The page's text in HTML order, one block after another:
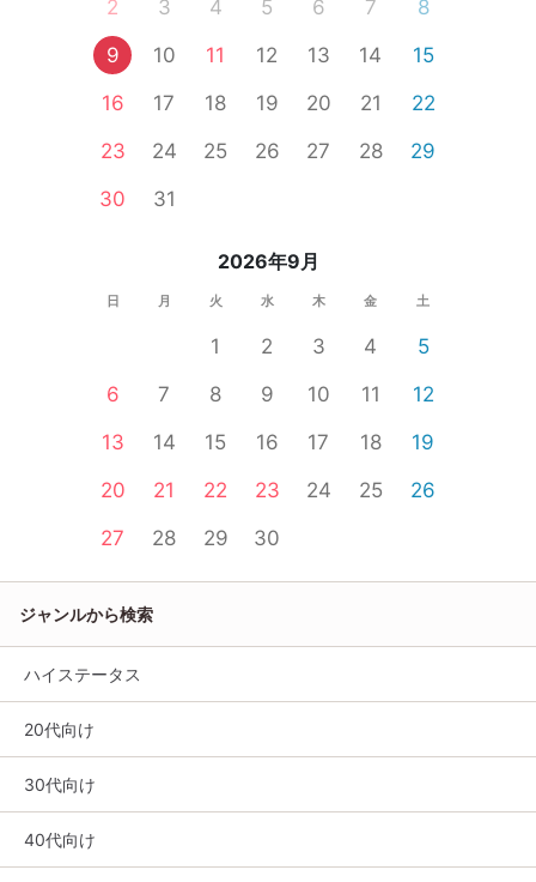
2 3 4 5 6 7
8
9
10 11 12 13 14
15
16
17 18 19 20 21
22
23
24 25 26 27 28
29
30
31
2026年9月
日 月 火 水 木 金 土
1 2 3 4
5
6
7 8 9 10 11
12
13
14 15 16 17 18
19
20
21 22 23 24 25
26
27
28 29 30
ジャンルから検索
ハイステータス
20代向け
30代向け
40代向け